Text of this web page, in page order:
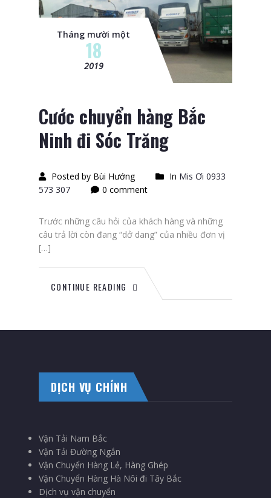
Tháng mười một
18
2019
Cước chuyển hàng Bắc
Ninh đi Sóc Trăng
Posted by Bùi Hướng In Mis Ơi 0933
573 307
0 comment
Trước những câu hỏi của khách hàng và những
câu trả lời còn đang “dở dang” của nhiều đơn vị
[…]
CONTINUE READING
DỊCH VỤ CHÍNH
Vận Tải Nam Bắc
Vận Tải Đường Ngắn
Vận Chuyển Hàng Lẻ, Hàng Ghép
Vận Chuyển Hàng Hà Nôi đi Tây Bắc
Dịch vụ vận chuyển